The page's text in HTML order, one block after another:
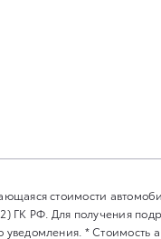
стоимости
ГК РФ. Для получения
* Стоимость